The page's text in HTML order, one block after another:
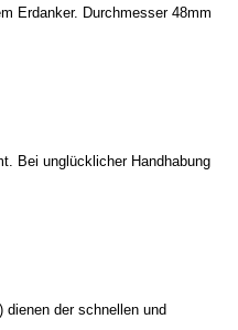
Erdanker. Durchmesser 48mm
Bei unglücklicher Handhabung
der schnellen und